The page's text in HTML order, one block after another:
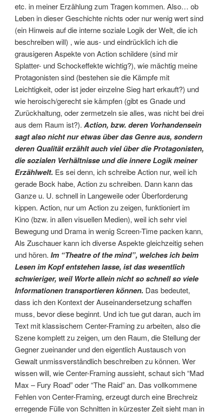
etc. in meiner Erzählung zum Tragen kommen. Also… ob
Leben in dieser Geschichte nichts oder nur wenig wert sind
(ein Hinweis auf die interne soziale Logik der Welt, die ich
beschreiben will) , wie aus- und eindrücklich ich die
grausigeren Aspekte von Action schildere (sind mir
Splatter- und Schockeffekte wichtig?), wie mächtig meine
Protagonisten sind (bestehen sie die Kämpfe mit
Leichtigkeit, oder ist jeder einzelne Sieg hart erkauft?) und
wie heroisch/gerecht sie kämpfen (gibt es Gnade und
Zurückhaltung, oder zermetzeln sie alles, was nicht bei drei
aus dem Raum ist?). Action, bzw. deren Vorhandensein
sagt also nicht nur etwas über das Genre aus, sondern
deren Qualität erzählt auch viel über die Protagonisten,
die sozialen Verhältnisse und die innere Logik meiner
Erzählwelt. Es sei denn, ich schreibe Action nur, weil ich
gerade Bock habe, Action zu schreiben. Dann kann das
Ganze u. U. schnell in Langeweile oder Überforderung
kippen. Action, nur um Action zu zeigen, funktioniert im
Kino (bzw. in allen visuellen Medien), weil ich sehr viel
Bewegung und Drama in wenig Screen-Time packen kann,
Als Zuschauer kann ich diverse Aspekte gleichzeitig sehen
und hören. Im “Theatre of the mind”, welches ich beim
Lesen im Kopf entstehen lasse, ist das wesentlich
schwieriger, weil Worte allein nicht so schnell so viele
Informationen transportieren können. Das bedeutet,
dass ich den Kontext der Auseinandersetzung schaffen
muss, bevor diese beginnt. Und ich tue gut daran, auch im
Text mit klassischem Center-Framing zu arbeiten, also die
Szene komplett zu zeigen, um den Raum, die Stellung der
Gegner zueinander und den eigentlich Austausch von
Gewalt unmissverständlich beschreiben zu können. Wer
wissen will, wie Center-Framing aussieht, schaut sich “Mad
Max – Fury Road” oder “The Raid” an. Das vollkommene
Fehlen von Center-Framing, erzeugt durch eine Brechreiz
erregende Fülle von Schnitten in kürzester Zeit sieht man in